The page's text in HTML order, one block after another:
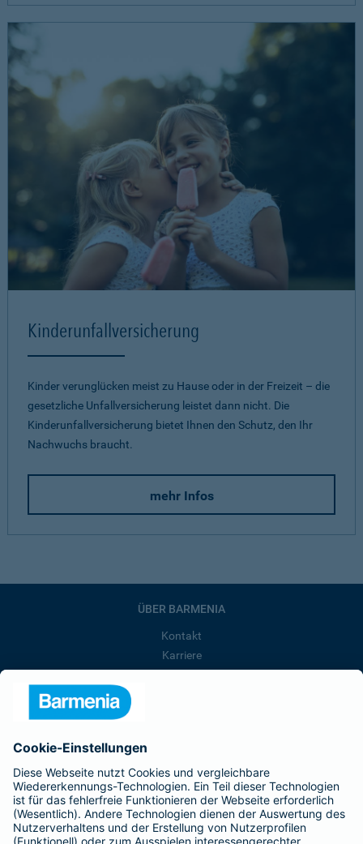
Kinderunfallversicherung
Kinder verunglücken meist zu Hause oder in der Freizeit – die
gesetzliche Unfallversicherung leistet dann nicht. Die
Kinderunfallversicherung bietet Ihnen den Schutz, den Ihr
Nachwuchs braucht.
mehr Infos
ÜBER BARMENIA
Kontakt
Karriere
Barmenia ist Teil der BarmeniaGothaer
BELIEBTE SEITEN
Kranken-Zusatzversicherung
Tierversicherungen